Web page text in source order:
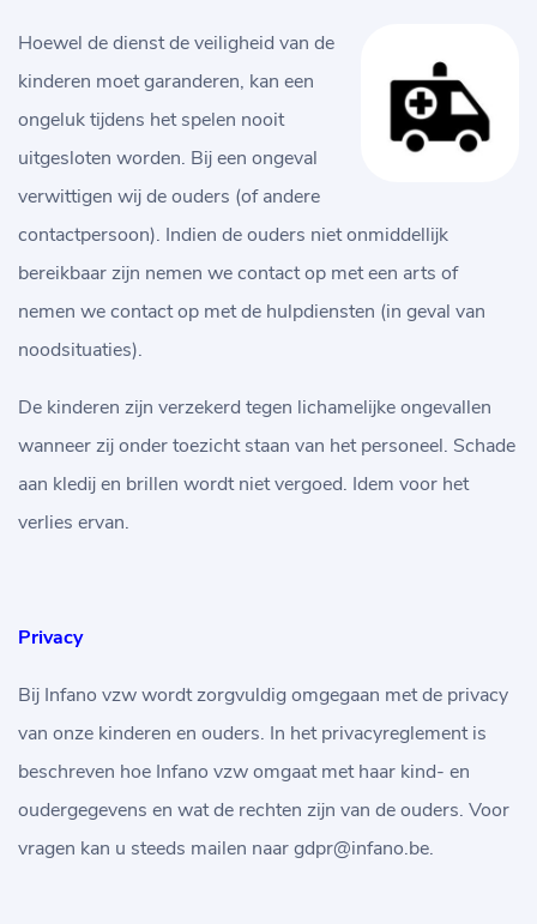
Hoewel de dienst de veiligheid van de
kinderen moet garanderen, kan een
ongeluk tijdens het spelen nooit
uitgesloten worden. Bij een ongeval
verwittigen wij de ouders (of andere
contactpersoon). Indien de ouders niet onmiddellijk
bereikbaar zijn nemen we contact op met een arts of
nemen we contact op met de hulpdiensten (in geval van
noodsituaties).
De kinderen zijn verzekerd tegen lichamelijke ongevallen
wanneer zij onder toezicht staan van het personeel. Schade
aan kledij en brillen wordt niet vergoed. Idem voor het
verlies ervan.
Privacy
Bij Infano vzw wordt zorgvuldig omgegaan met de privacy
van onze kinderen en ouders. In het privacyreglement is
beschreven hoe Infano vzw omgaat met haar kind- en
oudergegevens en wat de rechten zijn van de ouders. Voor
vragen kan u steeds mailen naar gdpr@infano.be.